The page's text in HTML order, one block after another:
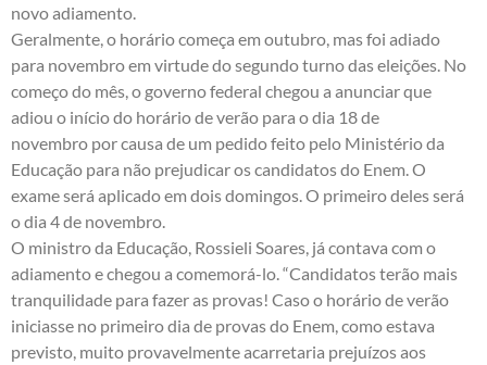
novo adiamento.
Geralmente, o horário começa em outubro, mas foi adiado
para novembro em virtude do segundo turno das eleições. No
começo do mês, o governo federal chegou a anunciar que
adiou o início do horário de verão para o dia 18 de
novembro por causa de um pedido feito pelo Ministério da
Educação para não prejudicar os candidatos do Enem. O
exame será aplicado em dois domingos. O primeiro deles será
o dia 4 de novembro.
O ministro da Educação, Rossieli Soares, já contava com o
adiamento e chegou a comemorá-lo. “Candidatos terão mais
tranquilidade para fazer as provas! Caso o horário de verão
iniciasse no primeiro dia de provas do Enem, como estava
previsto, muito provavelmente acarretaria prejuízos aos